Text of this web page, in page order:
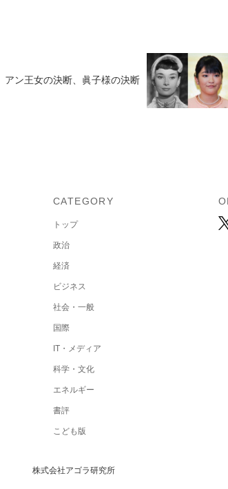
アン王女の決断、眞子様の決断
CATEGORY
トップ
政治
経済
ビジネス
社会・一般
国際
IT・メディア
科学・文化
エネルギー
書評
こども版
株式会社アゴラ研究所